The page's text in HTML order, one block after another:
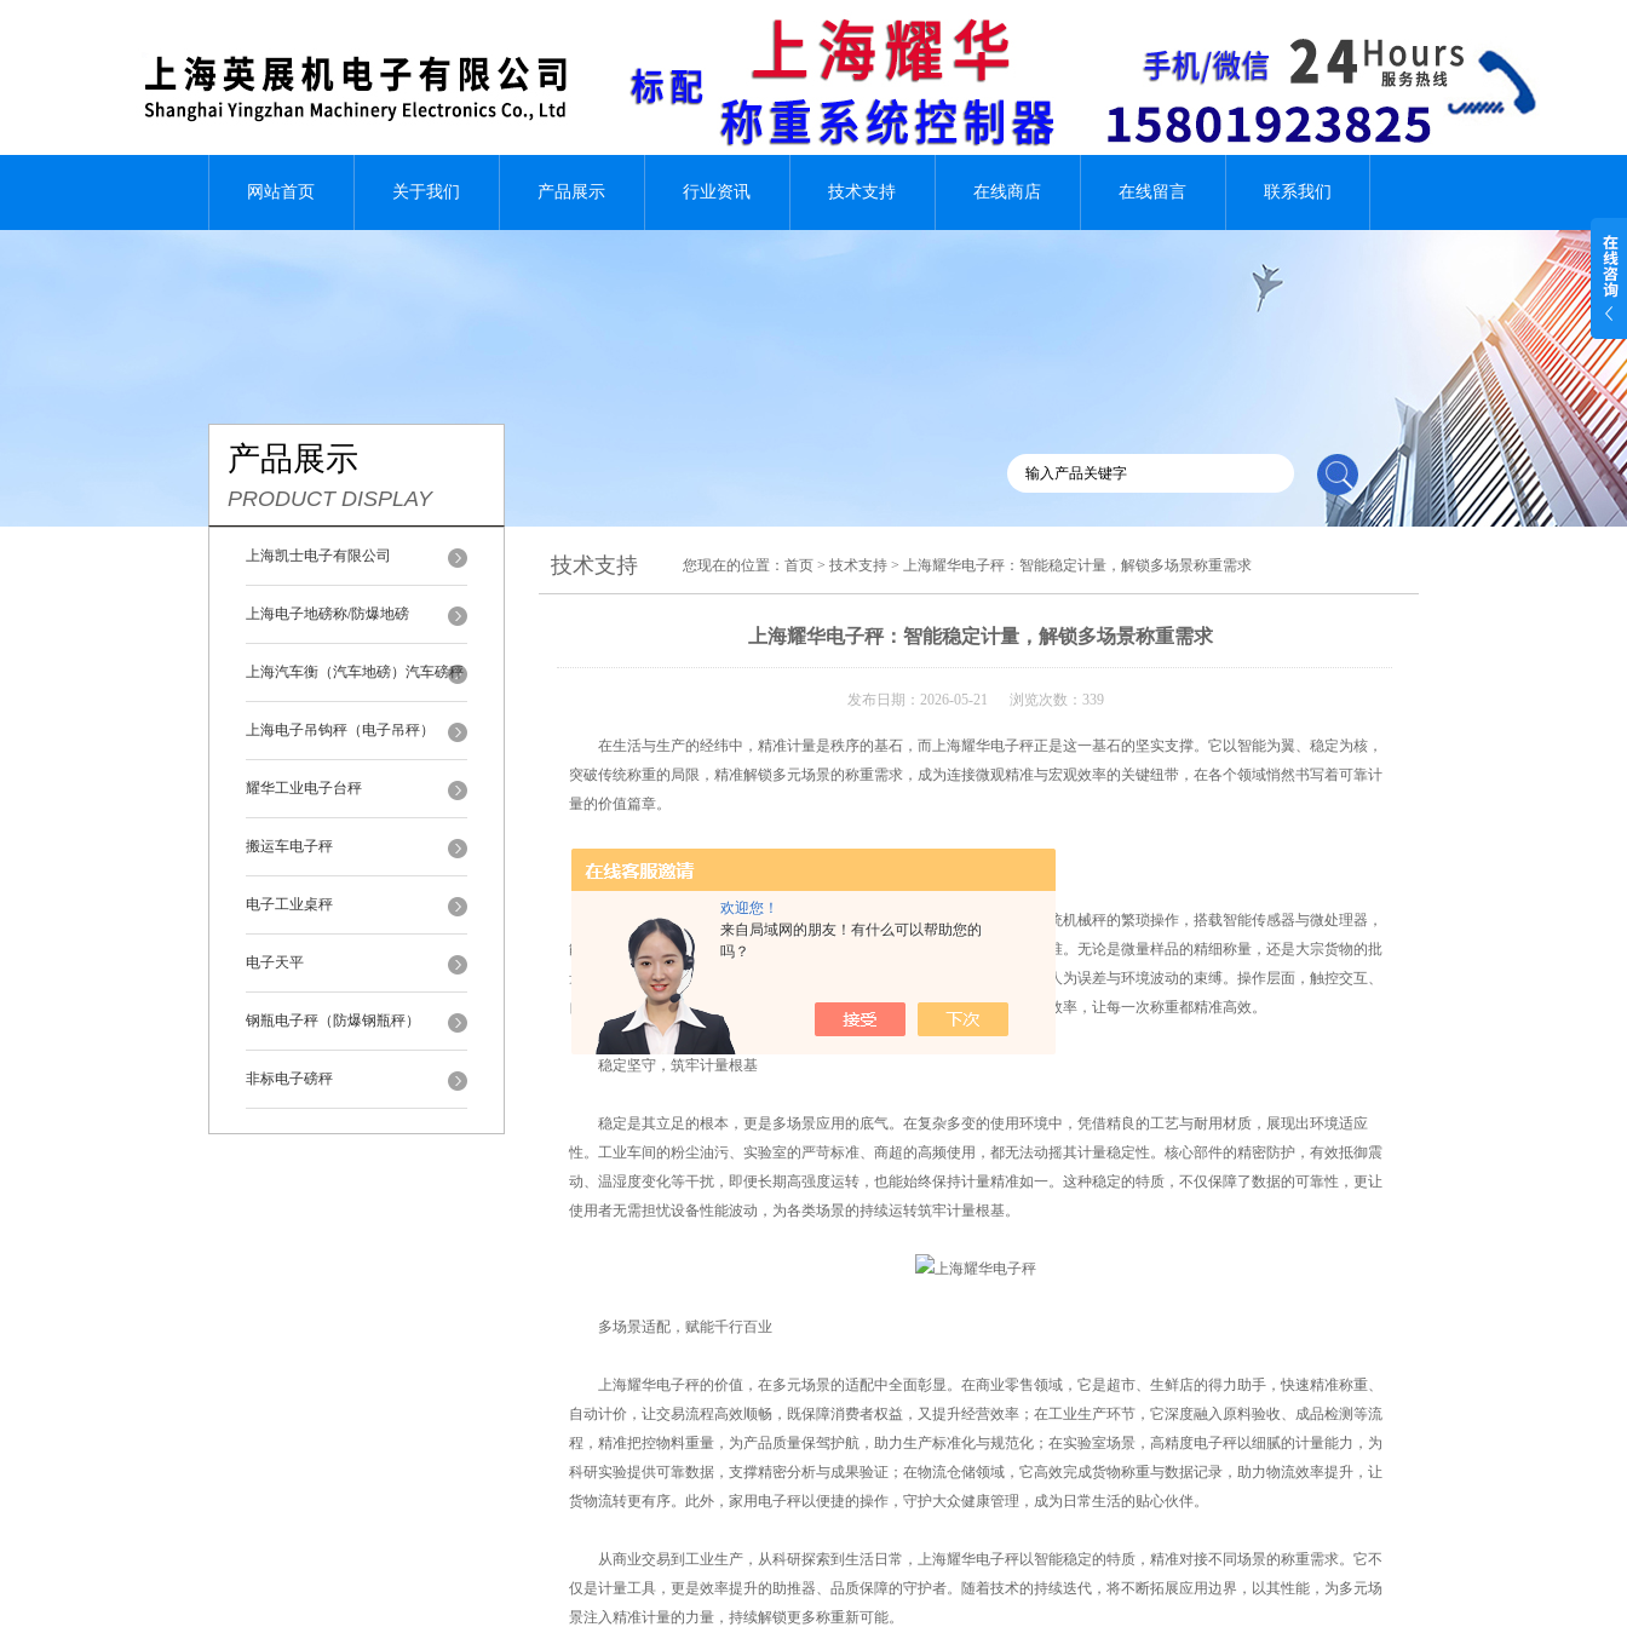
欢迎您！
来自局域网的朋友！有什么可以帮助您的
吗？
网站首页 关于我们 产品展示 行业资讯 技术支持 在线商店 在线留言 联系我们
产品展示
PRODUCT DISPLAY
上海凯士电子有限公司
上海电子地磅称/防爆地磅
上海汽车衡（汽车地磅）汽车磅秤
上海电子吊钩秤（电子吊秤）
耀华工业电子台秤
搬运车电子秤
电子工业桌秤
电子天平
钢瓶电子秤（防爆钢瓶秤）
非标电子磅秤
技术支持 您现在的位置： 首页 > 技术支持 > 上海耀华电子秤：智能稳定计量，解锁多场景称重需求
上海耀华电子秤：智能稳定计量，解锁多场景称重需求
发布日期：2026-05-21 浏览次数：339
在生活与生产的经纬中，精准计量是秩序的基石，而上海耀华电子秤正是这一基石的坚实支撑。它以智能为翼、稳定为核，
突破传统称重的局限，精准解锁多元场景的称重需求，成为连接微观精准与宏观效率的关键纽带，在各个领域悄然书写着可靠计
量的价值篇章。
智能内核，重塑称重体验
上海耀华电子秤
的核心竞争力，源于智能技术的深度赋能。它摒弃了传统机械秤的繁琐操作，搭载智能传感器与微处理器，
能敏锐捕捉细微重量变化，毫秒间完成数据转化与校准，从源头保障计量精准。无论是微量样品的精细称量，还是大宗货物的批
量计量，智能算法都能自动适配场景，实时修正环境干扰，让称重过程摆脱人为误差与环境波动的束缚。操作层面，触控交互、
自动归零、数据存储等功能，将复杂的称重流程简化为指尖轻触，大幅提升效率，让每一次称重都精准高效。
稳定坚守，筑牢计量根基
稳定是其立足的根本，更是多场景应用的底气。在复杂多变的使用环境中，凭借精良的工艺与耐用材质，展现出环境适应
性。工业车间的粉尘油污、实验室的严苛标准、商超的高频使用，都无法动摇其计量稳定性。核心部件的精密防护，有效抵御震
动、温湿度变化等干扰，即便长期高强度运转，也能始终保持计量精准如一。这种稳定的特质，不仅保障了数据的可靠性，更让
使用者无需担忧设备性能波动，为各类场景的持续运转筑牢计量根基。
多场景适配，赋能千行百业
上海耀华电子秤的价值，在多元场景的适配中全面彰显。在商业零售领域，它是超市、生鲜店的得力助手，快速精准称重、
自动计价，让交易流程高效顺畅，既保障消费者权益，又提升经营效率；在工业生产环节，它深度融入原料验收、成品检测等流
程，精准把控物料重量，为产品质量保驾护航，助力生产标准化与规范化；在实验室场景，高精度电子秤以细腻的计量能力，为
科研实验提供可靠数据，支撑精密分析与成果验证；在物流仓储领域，它高效完成货物称重与数据记录，助力物流效率提升，让
货物流转更有序。此外，家用电子秤以便捷的操作，守护大众健康管理，成为日常生活的贴心伙伴。
从商业交易到工业生产，从科研探索到生活日常，上海耀华电子秤以智能稳定的特质，精准对接不同场景的称重需求。它不
仅是计量工具，更是效率提升的助推器、品质保障的守护者。随着技术的持续迭代，将不断拓展应用边界，以其性能，为多元场
景注入精准计量的力量，持续解锁更多称重新可能。